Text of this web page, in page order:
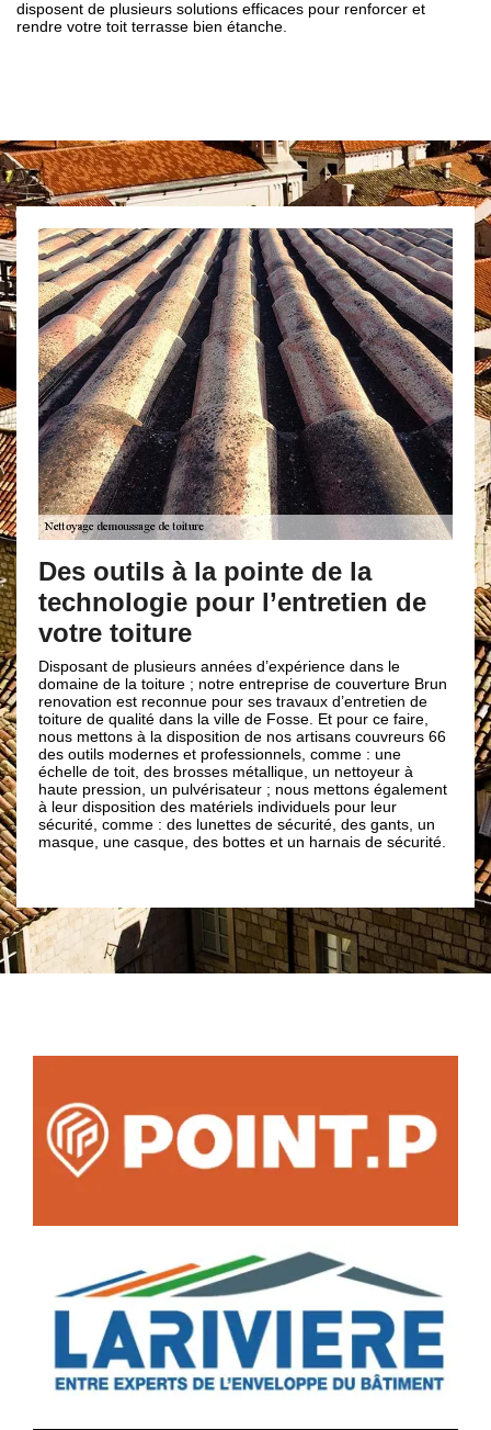
disposent de plusieurs solutions efficaces pour renforcer et
rendre votre toit terrasse bien étanche.
à la pointe de la
pour l’entretien de
années d’expérience dans le
; notre entreprise de couverture Brun
pour ses travaux d’entretien de
la ville de Fosse. Et pour ce faire,
disposition de nos artisans couvreurs 66
et professionnels, comme : une
brosses métallique, un nettoyeur à
pulvérisateur ; nous mettons également
des matériels individuels pour leur
des lunettes de sécurité, des gants, un
des bottes et un harnais de sécurité.
Couvreur
l’entretien de
Notre entreprise de
reconnue pour nos
toiture dans toute la ville
une entreprise dotée de
dans le domaine de la
avons pu élaborer
étanche un toit et cela peu
de votre toit et la forme de
souhaitez solliciter nos
entreprendre vos travaux
toiture, vous pouvez nous